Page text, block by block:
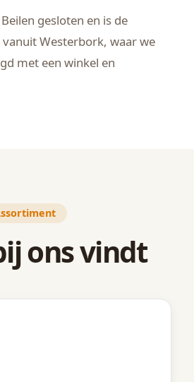
gesloten en is de
Westerbork, waar we
met een winkel en
ons vindt